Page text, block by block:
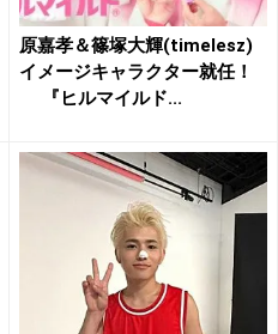
原嘉孝＆篠塚大輝(timelesz)
イメージキャラクター就任！
『ヒルマイルド...